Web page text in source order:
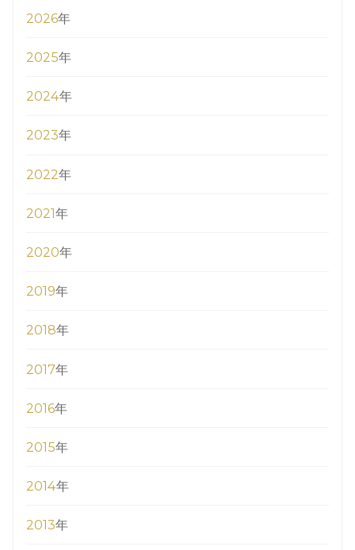
2026年
2025年
2024年
2023年
2022年
2021年
2020年
2019年
2018年
2017年
2016年
2015年
2014年
2013年